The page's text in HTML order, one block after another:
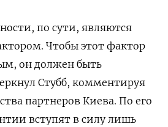
по сути, являются
Чтобы этот фактор
он должен быть
Стубб, комментируя
партнеров Киева. По его
вступят в силу лишь